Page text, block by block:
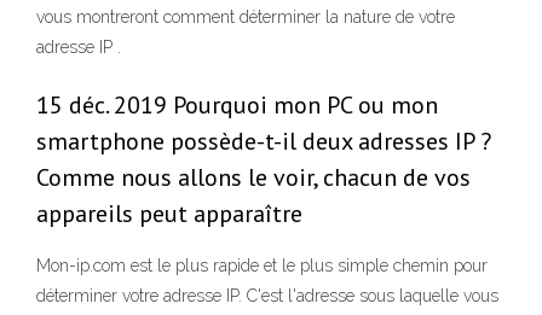
vous montreront comment déterminer la nature de votre
adresse IP .
15 déc. 2019 Pourquoi mon PC ou mon
smartphone possède-t-il deux adresses IP ?
Comme nous allons le voir, chacun de vos
appareils peut apparaître
Mon-ip.com est le plus rapide et le plus simple chemin pour
déterminer votre adresse IP. C'est l'adresse sous laquelle vous